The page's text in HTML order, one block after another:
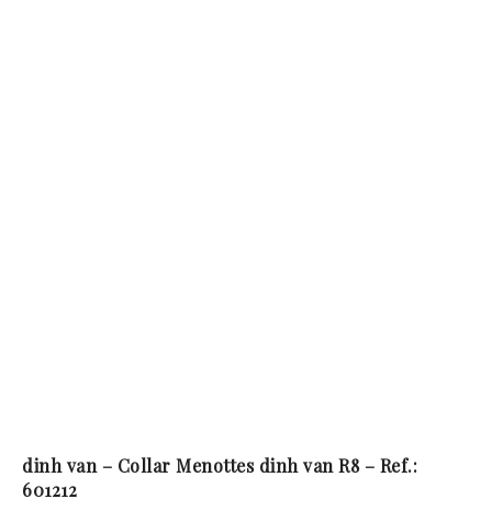
dinh van – Collar Menottes dinh van R8 – Ref.:
601212